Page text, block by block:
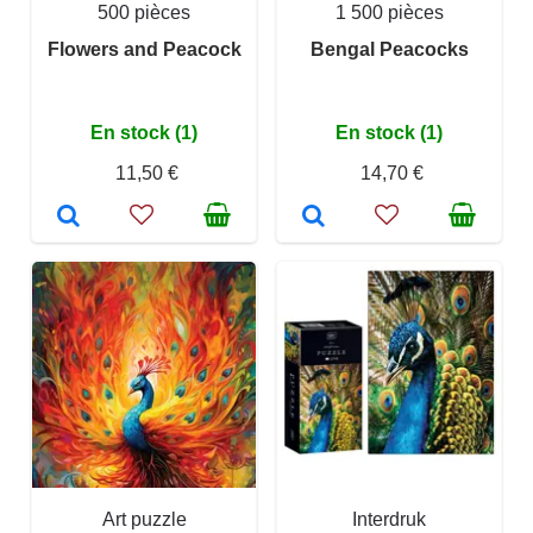
500 pièces
Flowers and Peacock
En stock (1)
11,50 €
1 500 pièces
Bengal Peacocks
En stock (1)
14,70 €
Art puzzle Interdruk